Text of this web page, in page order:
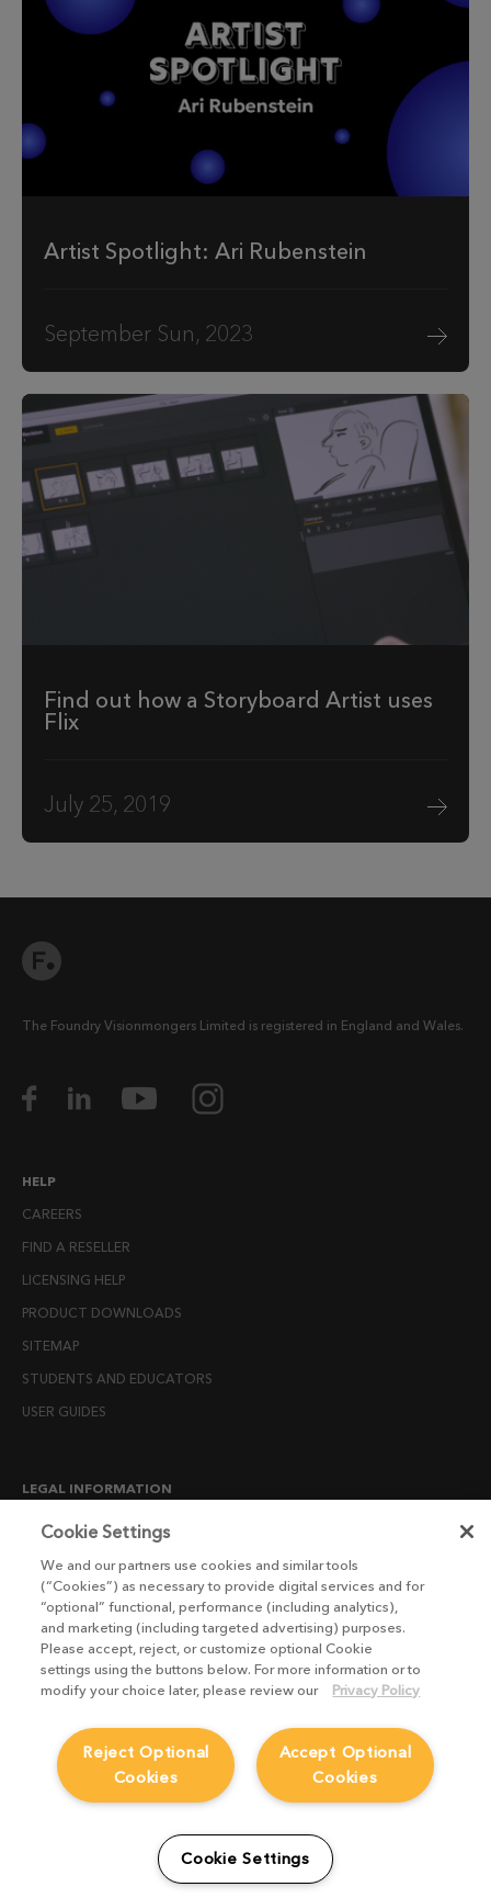
Artist Spotlight: Ari Rubenstein
September Sun, 2023
Find out how a Storyboard Artist uses
Flix
July 25, 2019
The Foundry Visionmongers Limited is registered in England and Wales.
HELP
CAREERS
FIND A RESELLER
LICENSING HELP
PRODUCT DOWNLOADS
SITEMAP
STUDENTS AND EDUCATORS
USER GUIDES
LEGAL INFORMATION
CANDIDATE PRIVACY NOTICE
END USER LICENSE AGREEMENTS
ENVIRONMENT POLICY
ESG MISSION STATEMENT
LICENSE COMPLIANCE
MODERN SLAVERY ACT STATEMENT
PRIVACY NOTICE
WEBSITE TERMS AND CONDITIONS
Cookie Settings
We and our partners use cookies and similar tools
(“Cookies”) as necessary to provide digital services and for
“optional” functional, performance (including analytics),
and marketing (including targeted advertising) purposes.
Please accept, reject, or customize optional Cookie
settings using the buttons below. For more information or to
modify your choice later, please review our
Privacy Policy
Accept Optional
Cookies
Reject Optional
Cookies
Cookie Settings